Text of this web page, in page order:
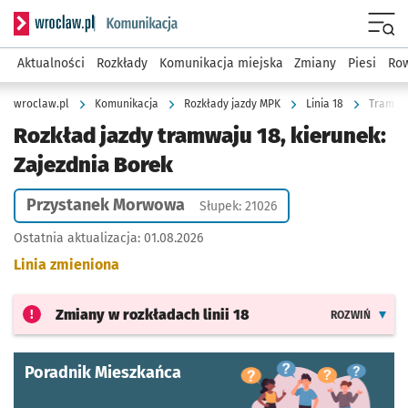
Serwis informacyjny wroclaw.pl podserwis: Komunikacja
Aktualności Rozkłady Komunikacja miejska Zmiany Piesi
wroclaw.pl Komunikacja Rozkłady jazdy MPK Linia 18
Rozkład jazdy tramwaju 18, kierunek:
Zajezdnia Borek
Przystanek Morwowa Słupek: 21026
Ostatnia aktualizacja: 01.08.2026
Linia zmieniona
Zmiany w rozkładach linii 18 ROZWIŃ
Poradnik Mieszkańca